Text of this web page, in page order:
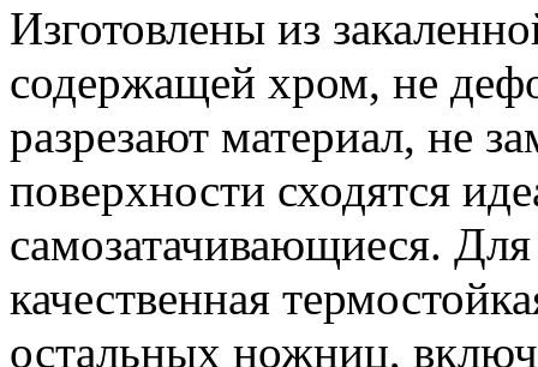
Изготовлены из
содержащей хром, не
разрезают материал, не
поверхности сходятся
самозатачивающиеся.
качественная
остальных ножниц,